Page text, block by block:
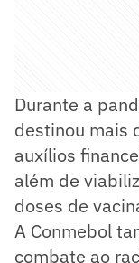
Durante a
destinou mais
auxílios
além de
doses de
A Conmebol
combate ao